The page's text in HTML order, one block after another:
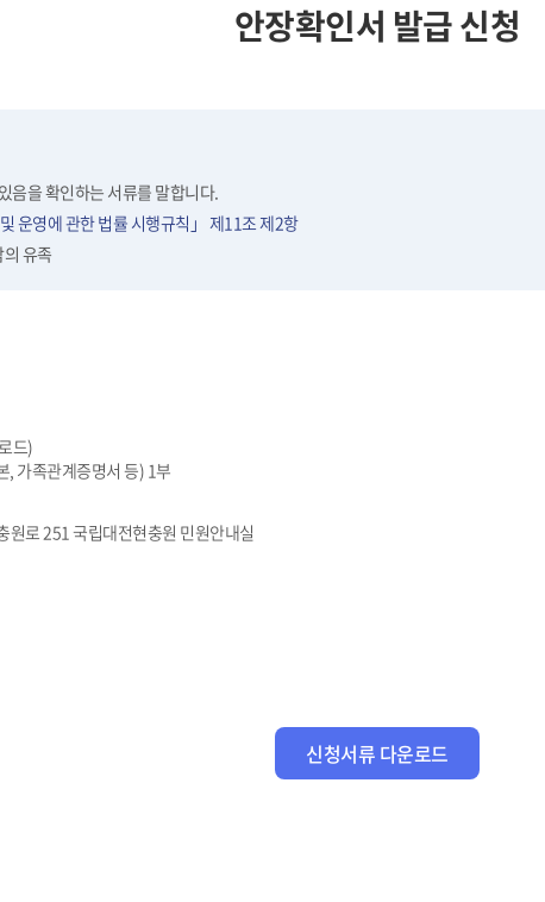
안장확인서 발급 신청
음을 확인하는 서류를 말합니다.
운영에 관한 법률 시행규칙」 제11조 제2항
유족
드)
, 가족관계증명서 등) 1부
원로 251 국립대전현충원 민원안내실
신청서류 다운로드